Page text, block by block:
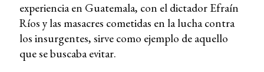
experiencia en Guatemala, con el dictador Efraín
Ríos y las masacres cometidas en la lucha contra
los insurgentes, sirve como ejemplo de aquello
que se buscaba evitar.